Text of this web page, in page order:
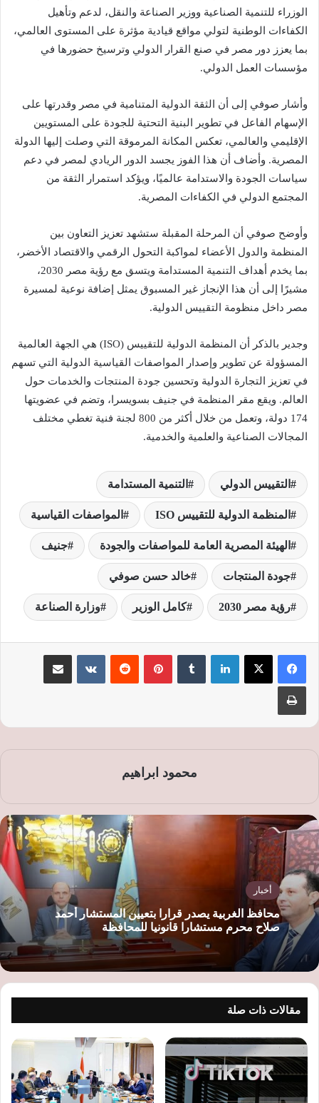
الوزراء للتنمية الصناعية ووزير الصناعة والنقل، لدعم وتأهيل
الكفاءات الوطنية لتولي مواقع قيادية مؤثرة على المستوى العالمي،
بما يعزز دور مصر في صنع القرار الدولي وترسيخ حضورها في
مؤسسات العمل الدولي.
وأشار صوفي إلى أن الثقة الدولية المتنامية في مصر وقدرتها على
الإسهام الفاعل في تطوير البنية التحتية للجودة على المستويين
الإقليمي والعالمي، تعكس المكانة المرموقة التي وصلت إليها الدولة
المصرية. وأضاف أن هذا الفوز يجسد الدور الريادي لمصر في دعم
سياسات الجودة والاستدامة عالميًا، ويؤكد استمرار الثقة من
المجتمع الدولي في الكفاءات المصرية.
وأوضح صوفي أن المرحلة المقبلة ستشهد تعزيز التعاون بين
المنظمة والدول الأعضاء لمواكبة التحول الرقمي والاقتصاد الأخضر،
بما يخدم أهداف التنمية المستدامة ويتسق مع رؤية مصر 2030،
مشيرًا إلى أن هذا الإنجاز غير المسبوق يمثل إضافة نوعية لمسيرة
مصر داخل منظومة التقييس الدولية.
وجدير بالذكر أن المنظمة الدولية للتقييس (ISO) هي الجهة العالمية
المسؤولة عن تطوير وإصدار المواصفات القياسية الدولية التي تسهم
في تعزيز التجارة الدولية وتحسين جودة المنتجات والخدمات حول
العالم. ويقع مقر المنظمة في جنيف بسويسرا، وتضم في عضويتها
174 دولة، وتعمل من خلال أكثر من 800 لجنة فنية تغطي مختلف
المجالات الصناعية والعلمية والخدمية.
التقييس الدولي التنمية المستدامة
المنظمة الدولية للتقييس ISO المواصفات القياسية
الهيئة المصرية العامة للمواصفات والجودة جنيف
جودة المنتجات خالد حسن صوفي
رؤية مصر 2030 كامل الوزير وزارة الصناعة
لينكدإن بينتيريست
محمود ابراهيم
أخبار
محافظ الغربية يصدر قرارا بتعيين المستشار أحمد
صلاح محرم مستشارا قانونيا للمحافظة
مقالات ذات صلة